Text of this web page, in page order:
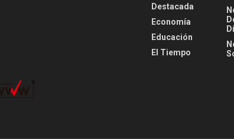
Destacada
Economía
Educación
El Tiempo